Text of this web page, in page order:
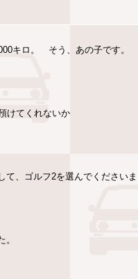
キロ。 そう、あの子です。
けてくれないか
て、ゴルフ2を選んでくださいま
。